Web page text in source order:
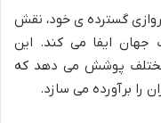
گسترده ی خود، نقش
جهان ایفا می کند. این
مختلف پوشش می دهد که
را برآورده می سازد.